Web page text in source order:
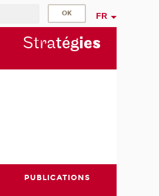
FR
Stratégies
PUBLICATIONS